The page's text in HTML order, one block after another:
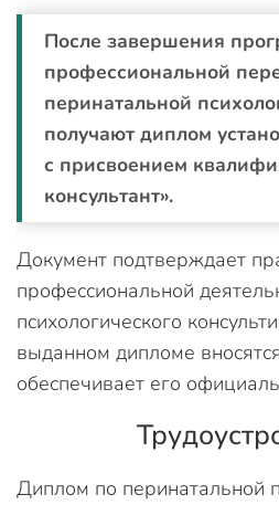
После завершения
профессиональной
перинатальной
получают диплом
с присвоением
консультант».
Документ подтверждает
профессиональной
психологического
выданном дипломе
обеспечивает его
Диплом по перинатальной